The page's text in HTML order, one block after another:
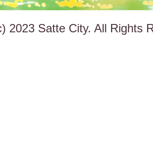
2023 Satte City. All Rights